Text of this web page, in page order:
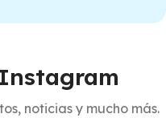
noticias y mucho más.